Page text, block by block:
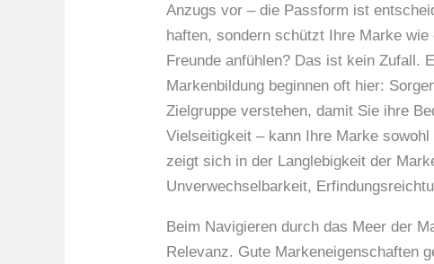
Anzugs vor – die Passform ist
haften, sondern schützt Ihre Marke
Freunde anfühlen? Das ist kein Zufall.
Markenbildung beginnen oft hier:
Zielgruppe verstehen, damit Sie ihre
Vielseitigkeit – kann Ihre Marke
zeigt sich in der Langlebigkeit der
Unverwechselbarkeit,
Beim Navigieren durch das Meer der
Relevanz. Gute Markeneigenschaften